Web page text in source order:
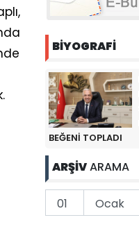
BİYOGRAFİ
BEĞENİ TOPLADI
ARŞİVARAMA